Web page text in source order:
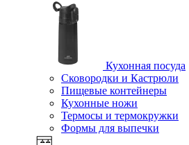
Кухонная посуда
Сковородки и Кастрюли
Пищевые контейнеры
Кухонные ножи
Термосы и термокружки
Формы для выпечки